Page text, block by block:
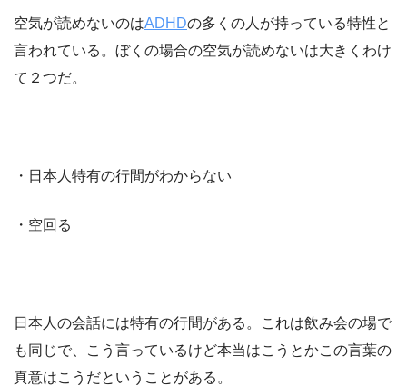
空気が読めないのはADHDの多くの人が持っている特性と
言われている。ぼくの場合の空気が読めないは大きくわけ
て２つだ。
・日本人特有の行間がわからない
・空回る
日本人の会話には特有の行間がある。これは飲み会の場で
も同じで、こう言っているけど本当はこうとかこの言葉の
真意はこうだということがある。